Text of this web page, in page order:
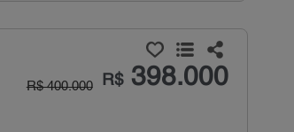
R$398.000
R$ 400.000